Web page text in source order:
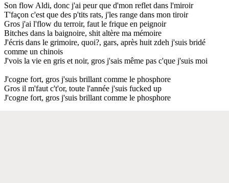
Son flow Aldi, donc j'ai peur que d'mon reflet dans l'miroir
T'façon c'est que des p'tits rats, j'les range dans mon tiroir
Gros j'ai l'flow du terroir, faut le frique en peignoir
Bitches dans la baignoire, shit altère ma mémoire
J'écris dans le grimoire, quoi?, gars, après huit zdeh j'suis bridé
comme un chinois
J'vois la vie en gris et noir, gros j'sais même pas c'que j'suis moi
J'cogne fort, gros j'suis brillant comme le phosphore
Gros il m'faut c't'or, toute l'année j'suis fucked up
J'cogne fort, gros j'suis brillant comme le phosphore